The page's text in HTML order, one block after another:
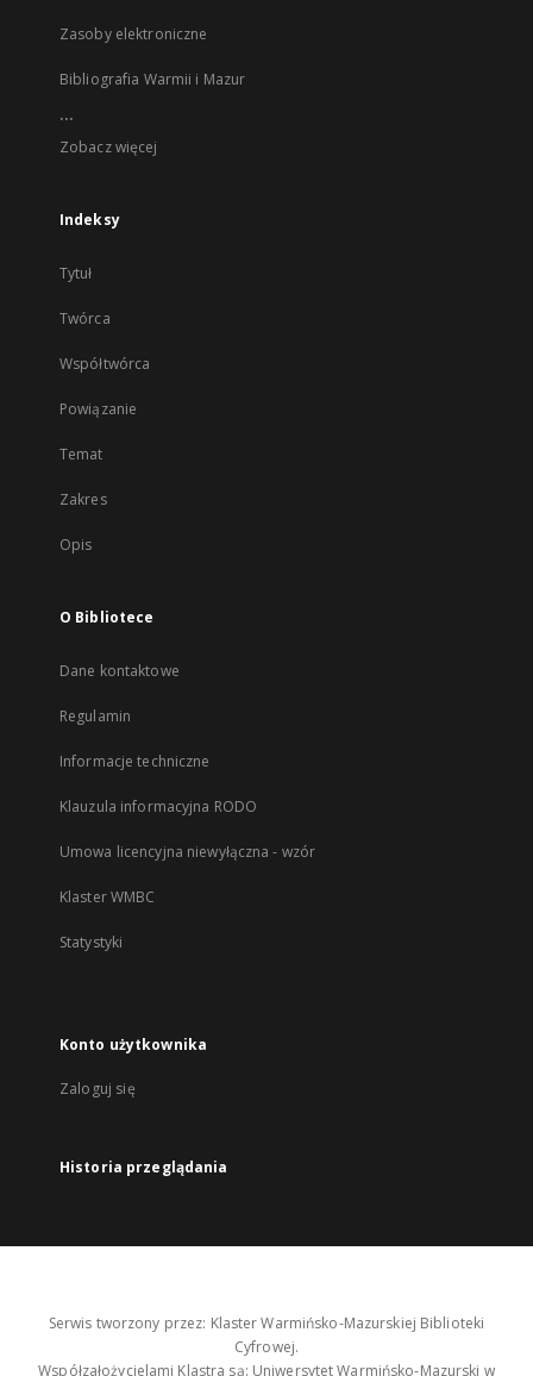
Zasoby elektroniczne
Bibliografia Warmii i Mazur
...
Zobacz więcej
Indeksy
Tytuł
Twórca
Współtwórca
Powiązanie
Temat
Zakres
Opis
O Bibliotece
Dane kontaktowe
Regulamin
Informacje techniczne
Klauzula informacyjna RODO
Umowa licencyjna niewyłączna - wzór
Klaster WMBC
Statystyki
Konto użytkownika
Zaloguj się
Historia przeglądania
Serwis tworzony przez: Klaster Warmińsko-Mazurskiej Biblioteki
Cyfrowej.
Współzałożycielami Klastra są: Uniwersytet Warmińsko-Mazurski w